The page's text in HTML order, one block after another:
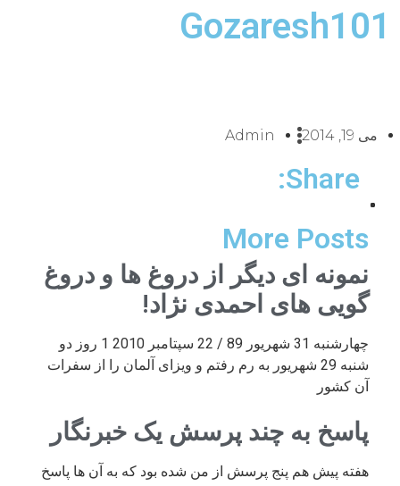
Gozaresh101
می 19, 2014 Admin
Share:
More Posts
نمونه ای دیگر از دروغ ها و دروغ
گویی های احمدی نژاد!
چهارشنبه 31 شهریور 89 / 22 سپتامبر 2010 1 روز دو
شنبه 29 شهریور به رم رفتم و ویزای آلمان را از سفرات
آن کشور
پاسخ به چند پرسش یک خبرنگار
هفته پیش هم پنج پرسش از من شده بود که به آن ها پاسخ